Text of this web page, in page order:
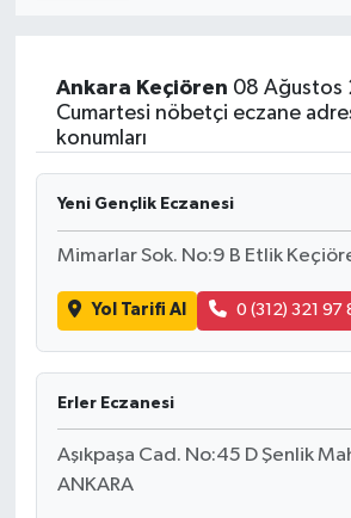
Ankara Keçiören 08 Ağustos
Cumartesi nöbetçi eczane
konumları
Yeni Gençlik Eczanesi
Mimarlar Sok. No:9 B Etlik
Yol Tarifi Al 0 (312) 321 97
Erler Eczanesi
Aşıkpaşa Cad. No:45 D Şenlik
ANKARA
Spor